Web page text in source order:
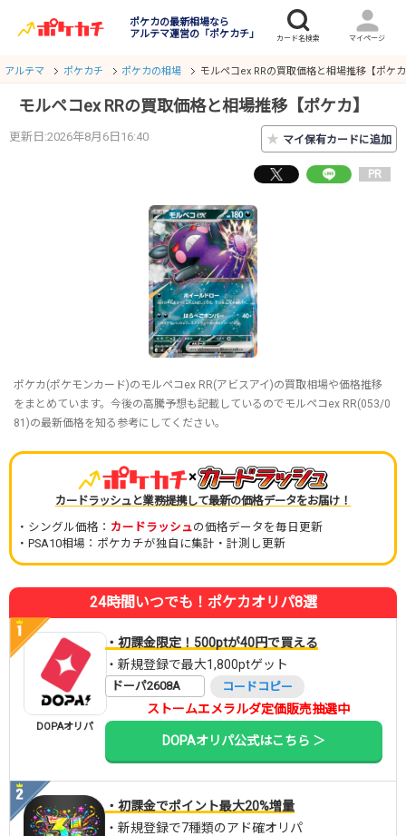
ポケカの最新相場なら
アルテマ運営の「ポケカチ」
アルテマ ポケカチ ポケカの相場 モルペコex RRの買取価格と相場推移【ポケ
モルペコex RRの買取価格と相場推移【ポケカ】
更新日:2026年8月6日16:40 ★ マイ保有カードに追加
PR
ポケカ(ポケモンカード)のモルペコex RR(アビスアイ)の買取相場や価格推移
をまとめています。今後の高騰予想も記載しているのでモルペコex RR(053/0
81)の最新価格を知る参考にしてください。
×
カードラッシュと業務提携して最新の価格データをお届け！
・シングル価格： カードラッシュの価格データを毎日更新
・PSA10相場：ポケカチが独自に集計・計測し更新
24時間いつでも！ポケカオリパ8選
DOPAオリパ
・初課金限定！500ptが40円で買える
・新規登録で最大1,800ptゲット
ドーパ2608A コードコピー
ストームエメラルダ定価販売抽選中
DOPAオリパ公式はこちら ＞
・初課金でポイント最大20%増量
・新規登録で7種類のアド確オリパ